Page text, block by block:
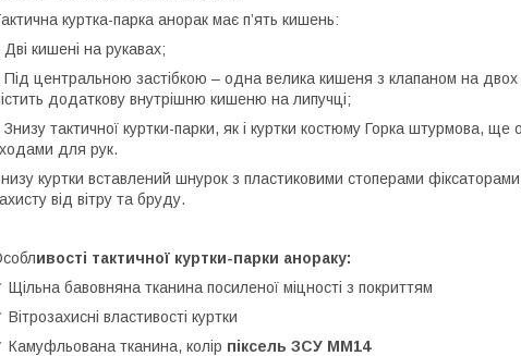
куртка-парка анорак має п’ять кишень:
Дві кишені на рукавах;
Під центральною застібкою – одна велика кишеня з клапаном на
додаткову внутрішню кишеню на липучці;
Знизу тактичної куртки-парки, як і куртки костюму Горка штурмова,
для рук.
куртки вставлений шнурок з пластиковими стоперами
від вітру та бруду.
ивості тактичної куртки-парки анораку:
Щільна бавовняна тканина посиленої міцності з покриттям
Вітрозахисні властивості куртки
Камуфльована тканина, колір піксель ЗСУ МM14